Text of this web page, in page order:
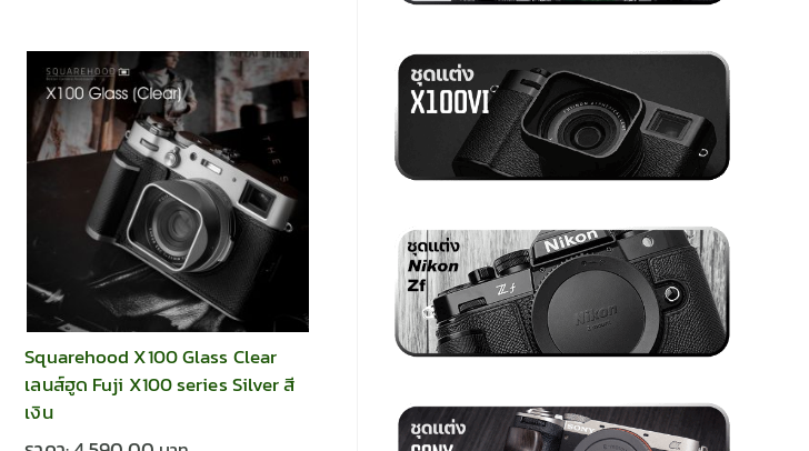
Squarehood X100 Glass Clear
เลนส์ฮูด Fuji X100 series Silver สี
เงิน